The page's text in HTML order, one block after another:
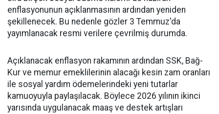
enflasyonunun açıklanmasının ardından yeniden
şekillenecek. Bu nedenle gözler 3 Temmuz'da
yayımlanacak resmi verilere çevrilmiş durumda.
Açıklanacak enflasyon rakamının ardından SSK, Bağ-
Kur ve memur emeklilerinin alacağı kesin zam oranları
ile sosyal yardım ödemelerindeki yeni tutarlar
kamuoyuyla paylaşılacak. Böylece 2026 yılının ikinci
yarısında uygulanacak maaş ve destek artışları